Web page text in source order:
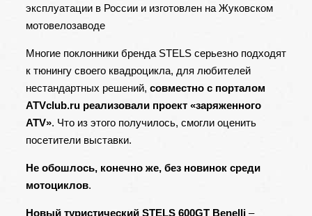
эксплуатации в России и изготовлен на Жуковском
мотовелозаводе
Многие поклонники бренда STELS серьезно подходят
к тюнингу своего квадроцикла, для любителей
нестандартных решений, совместно с порталом
ATVclub.ru реализовали проект «заряженного
ATV». Что из этого получилось, смогли оценить
посетители выставки.
Не обошлось, конечно же, без новинок среди
мотоциклов.
Новый туристический STELS 600GT Benelli–